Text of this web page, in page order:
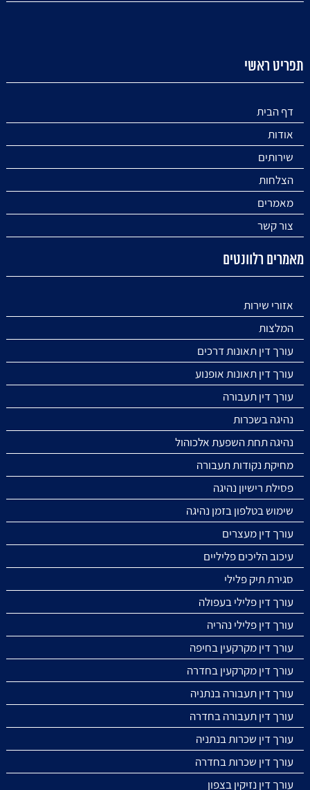
תפריט ראשי
דף הבית
אודות
שירותים
הצלחות
מאמרים
צור קשר
מאמרים רלוונטים
אזורי שירות
המלצות
עורך דין תאונות דרכים
עורך דין תאונות אופנוע
עורך דין תעבורה
נהיגה בשכרות
נהיגה תחת השפעת אלכוהול
מחיקת נקודות תעבורה
פסילת רישיון נהיגה
שימוש בטלפון בזמן נהיגה
עורך דין מעצרים
עיכוב הליכים פליליים
סגירת תיק פלילי
עורך דין פלילי בעפולה
עורך דין פלילי נהריה
עורך דין מקרקעין בחיפה
עורך דין מקרקעין בחדרה
עורך דין תעבורה בנתניה
עורך דין תעבורה בחדרה
עורך דין שכרות בנתניה
עורך דין שכרות בחדרה
עורך דין נזיקין בצפון